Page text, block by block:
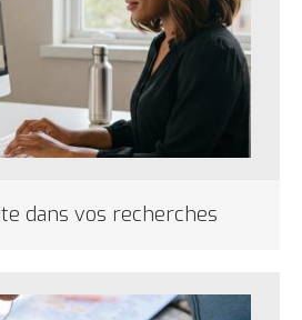
dans vos recherches